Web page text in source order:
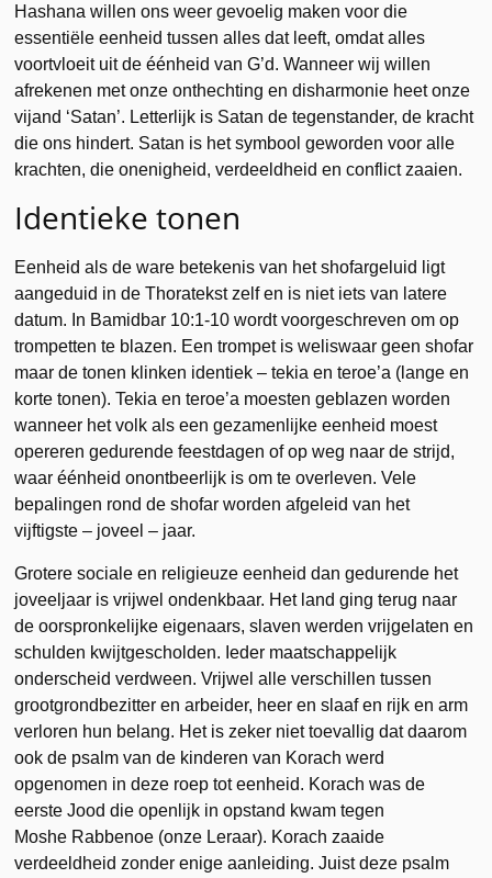
Hashana willen ons weer gevoelig maken voor die
essentiële eenheid tussen alles dat leeft, omdat alles
voortvloeit uit de éénheid van G’d. Wanneer wij willen
afrekenen met onze onthechting en disharmonie heet onze
vijand ‘Satan’. Letterlijk is Satan de tegenstander, de kracht
die ons hindert. Satan is het symbool geworden voor alle
krachten, die onenigheid, verdeeldheid en conflict zaaien.
Identieke tonen
Eenheid als de ware betekenis van het shofargeluid ligt
aangeduid in de Thoratekst zelf en is niet iets van latere
datum. In Bamidbar 10:1-10 wordt voorgeschreven om op
trompetten te blazen. Een trompet is weliswaar geen shofar
maar de tonen klinken identiek – tekia en teroe’a (lange en
korte tonen). Tekia en teroe’a moesten geblazen worden
wanneer het volk als een gezamenlijke eenheid moest
opereren gedurende feestdagen of op weg naar de strijd,
waar éénheid onontbeerlijk is om te overleven. Vele
bepalingen rond de shofar worden afgeleid van het
vijftigste – joveel – jaar.
Grotere sociale en religieuze eenheid dan gedurende het
joveeljaar is vrijwel ondenkbaar. Het land ging terug naar
de oorspronkelijke eigenaars, slaven werden vrijgelaten en
schulden kwijtgescholden. Ieder maatschappelijk
onderscheid verdween. Vrijwel alle verschillen tussen
grootgrondbezitter en arbeider, heer en slaaf en rijk en arm
verloren hun belang. Het is zeker niet toevallig dat daarom
ook de psalm van de kinderen van Korach werd
opgenomen in deze roep tot eenheid. Korach was de
eerste Jood die openlijk in opstand kwam tegen
Moshe Rabbenoe (onze Leraar). Korach zaaide
verdeeldheid zonder enige aanleiding. Juist deze psalm